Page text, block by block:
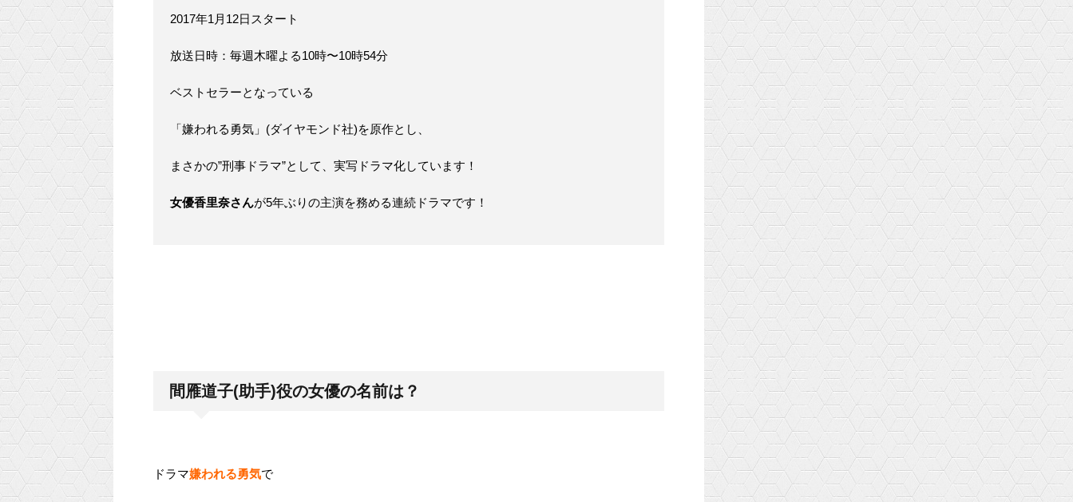
2017年1月12日スタート
放送日時：毎週木曜よる10時〜10時54分
ベストセラーとなっている
「嫌われる勇気」(ダイヤモンド社)を原作とし、
まさかの”刑事ドラマ”として、実写ドラマ化しています！
女優香里奈さんが5年ぶりの主演を務める連続ドラマです！
間雁道子(助手)役の女優の名前は？
ドラマ嫌われる勇気で